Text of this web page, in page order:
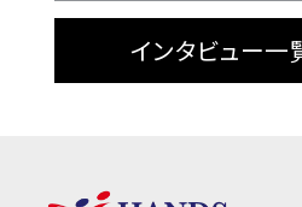
インタビュー一